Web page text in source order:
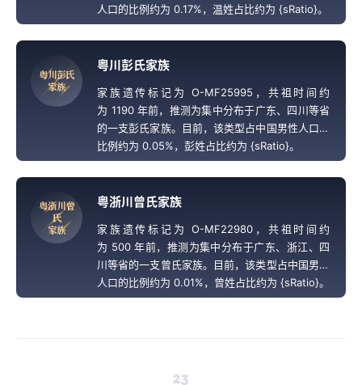
人口的比例约为 0.17%，温姓占比约为 {sRatio}。
粤川彭氏
家族
粤川彭氏家族
家族遗传标记为 O-MF25995，共祖时间约
为 1190 年前，推测为集中分布于广东、四川等省
的一支彭氏家族。目前，该类型占中国男性人口的
比例约为 0.05%，彭姓占比约为 {sRatio}。
粤浙川曾
氏
家族
粤浙川曾氏家族
家族遗传标记为 O-MF22980，共祖时间约
为 500 年前，推测为集中分布于广东、浙江、四
川等省的一支曾氏家族。目前，该类型占中国男性
人口的比例约为 0.01%，曾姓占比约为 {sRatio}。